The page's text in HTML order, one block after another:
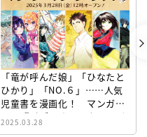
「竜が呼んだ娘」「ひなたと
ひかり」「NO.６」……人気
児童書を漫画化！ マンガサ
イト『ビブリオシリウス』誕
生！
2025.03.28